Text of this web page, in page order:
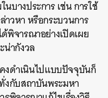
บางประการ เช่น การใช้
วหา หรือกระบวนการ
พิจารณาอย่างเปิดเผย
น่ากังวล
งดำเนินไปแบบปัจจุบันก็
งกับสถาบันพระมหา